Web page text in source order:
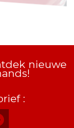
nieuwe
: